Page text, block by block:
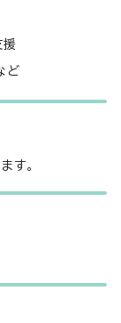
援
ど
す。